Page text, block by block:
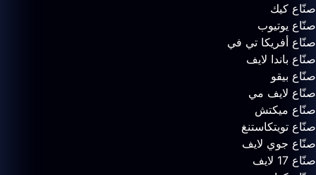
صنّاع كيك
صنّاع يوتيوب
صنّاع أفريكا تي في
صنّاع باندا لايف
صنّاع بيقو
صنّاع لايف مي
صنّاع ميكتش
صنّاع تويتكاستنغ
صنّاع جوي لايف
صنّاع 17 لايف